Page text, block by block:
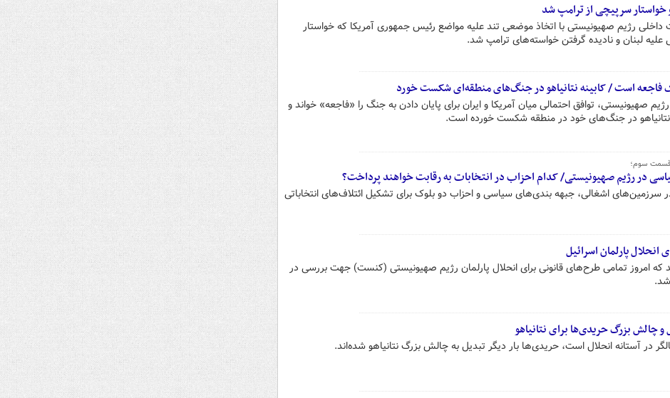
خواستار سرپیچی از ترامپ شد
داخلی رژیم صهیونیستی با اتخاذ موضعی تند علیه مواضع رئیس جمهوری آمریکا که خواستار
لبنان و نادیده گرفتن خواسته‌های ترامپ شد.
یک فاجعه است / کابینه نتانیاهو در جنگ‌های منطقه‌ای شکست خورد
صهیونیستی، توافق احتمالی میان آمریکا و ایران برای پایان دادن به جنگ را «فاجعه» خواند و
نتانیاهو در جنگ‌های خود در منطقه شکست خورده است.
قسمت سوم؛
در رژیم صهیونیستی/ کدام احزاب در انتخابات به رقابت خواهند پرداخت؟
در سرزمین‌های اشغالی‌، جبهه بندی‌های سیاسی و احزاب دو بلوک برای تشکیل ائتلاف‌های انتخاباتی
پارلمان اسرائیل
که امروز تمامی طرح‌های قانونی برای انحلال پارلمان رژیم صهیونیستی (کنست) جهت بررسی در
و چالش بزرگ حریدی‌ها برای نتانیاهو
در آستانه انحلال است، حریدی‌ها بار دیگر تبدیل به چالش بزرگ نتانیاهو شده‌اند.